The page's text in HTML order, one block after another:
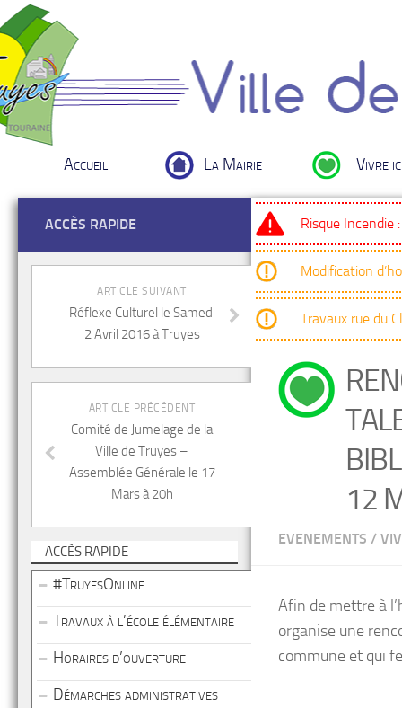
Accueil La Mairie Vivre
Risque Incendie
Modification
Travaux rue du
12
EVENEMENTS /
Afin de mettre à
organise une
commune et qui
ACCÈS RAPIDE
ARTICLE SUIVANT
Réflexe Culturel le Samedi
2 Avril 2016 à Truyes
ARTICLE PRÉCÉDENT
Comité de Jumelage de la
Ville de Truyes –
Assemblée Générale le 17
Mars à 20h
ACCÈS RAPIDE
#TruyesOnline
Travaux à l’école élémentaire
Horaires d’ouverture
Démarches administratives